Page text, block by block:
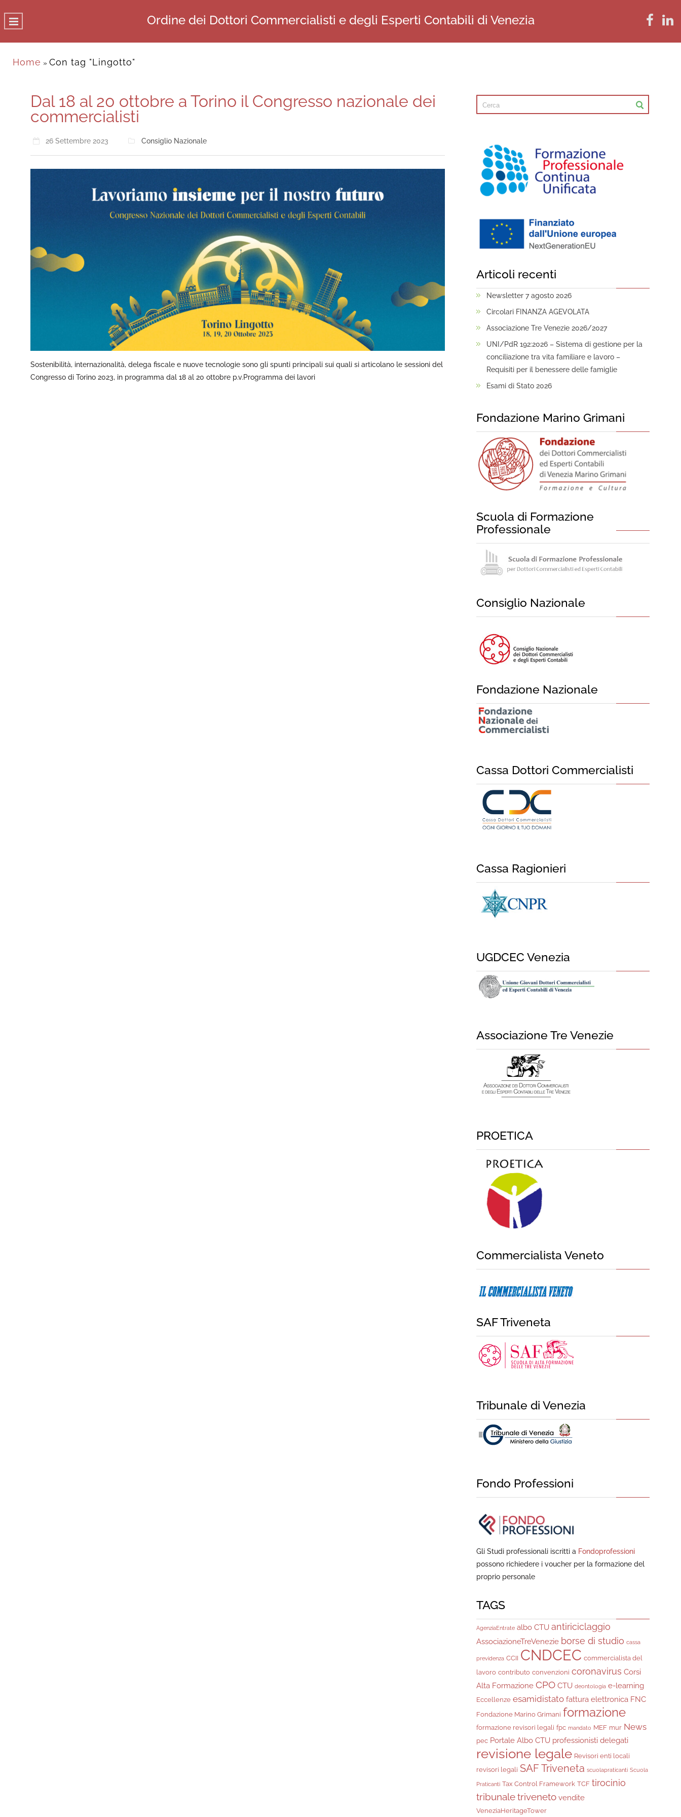
Ordine dei Dottori Commercialisti e degli Esperti Contabili di Venezia
Home » Con tag "Lingotto"
Dal 18 al 20 ottobre a Torino il Congresso nazionale dei
commercialisti
26 Settembre 2023 Consiglio Nazionale
Sostenibilità, internazionalità, delega fiscale e nuove tecnologie sono gli spunti principali sui quali si articolano le sessioni del
Congresso di Torino 2023, in programma dal 18 al 20 ottobre p.v.Programma dei lavori
Articoli recenti
Newsletter 7 agosto 2026
Circolari FINANZA AGEVOLATA
Associazione Tre Venezie 2026/2027
UNI/PdR 192:2026 – Sistema di gestione per la
conciliazione tra vita familiare e lavoro –
Requisiti per il benessere delle famiglie
Esami di Stato 2026
Fondazione Marino Grimani
Scuola di Formazione
Professionale
Consiglio Nazionale
Fondazione Nazionale
Cassa Dottori Commercialisti
Cassa Ragionieri
UGDCEC Venezia
Associazione Tre Venezie
PROETICA
Commercialista Veneto
SAF Triveneta
Tribunale di Venezia
Fondo Professioni
Gli Studi professionali iscritti a Fondoprofessioni
possono richiedere i voucher per la formazione del
proprio personale
TAGS
AgenziaEntrate albo CTU antiriciclaggio
AssociazioneTreVenezie borse di studio cassa
previdenza CCII CNDCEC commercialista del
lavoro contributo convenzioni coronavirus Corsi
Alta Formazione CPO CTU deontologia e-learning
Eccellenze esamidistato fattura elettronica FNC
Fondazione Marino Grimani formazione
formazione revisori legali fpc mandato MEF mur News
pec Portale Albo CTU professionisti delegati
revisione legale Revisori enti locali
revisori legali SAF Triveneta scuolapraticanti Scuola
Praticanti Tax Control Framework TCF tirocinio
tribunale triveneto vendite
VeneziaHeritageTower